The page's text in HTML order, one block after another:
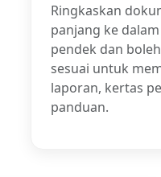
Ringkaskan
panjang ke
pendek dan
sesuai untuk
laporan, kertas
panduan.